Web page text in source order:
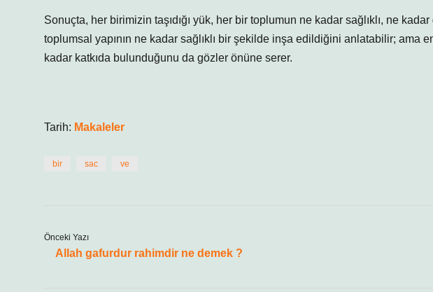
Sonuçta, her birimizin taşıdığı yük, her bir toplumun ne kadar sağlıklı, ne
toplumsal yapının ne kadar sağlıklı bir şekilde inşa edildiğini anlatabilir; ama
kadar katkıda bulunduğunu da gözler önüne serer.
Tarih: Makaleler
bir sac ve
Önceki Yazı
Allah gafurdur rahimdir ne demek ?